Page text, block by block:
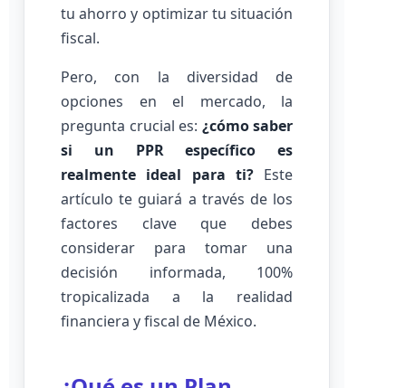
tu ahorro y optimizar tu situación
fiscal.
Pero, con la diversidad de
opciones en el mercado, la
pregunta crucial es: ¿cómo saber
si un PPR específico es
realmente ideal para ti?Este
artículo te guiará a través de los
factores clave que debes
considerar para tomar una
decisión informada, 100%
tropicalizada a la realidad
financiera y fiscal de México.